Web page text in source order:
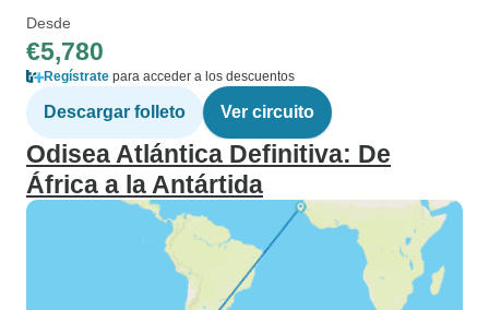
Desde
€5,780
Regístrate para acceder a los descuentos
Descargar folleto Ver circuito
Odisea Atlántica Definitiva: De
África a la Antártida